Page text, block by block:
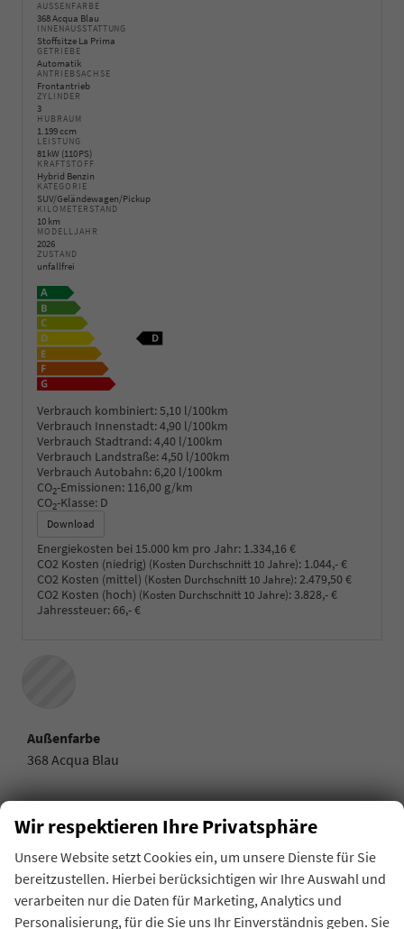
AUSSENFARBE
368 Acqua Blau
INNENAUSSTATTUNG
Stoffsitze La Prima
GETRIEBE
Automatik
ANTRIEBSACHSE
Frontantrieb
ZYLINDER
3
HUBRAUM
1.199 ccm
LEISTUNG
81 kW (110 PS)
KRAFTSTOFF
Hybrid Benzin
KATEGORIE
SUV/Geländewagen/Pickup
KILOMETERSTAND
10 km
MODELLJAHR
2026
ZUSTAND
unfallfrei
Verbrauch kombiniert:5,10 l/100km
Verbrauch Innenstadt:4,90 l/100km
Verbrauch Stadtrand:4,40 l/100km
Verbrauch Landstraße:4,50 l/100km
Verbrauch Autobahn: 6,20 l/100km
CO2-Emissionen: 116,00 g/km
CO2-Klasse: D
Download
Energiekosten bei 15.000 km pro Jahr: 1.334,16 €
CO2 Kosten (niedrig) (Kosten Durchschnitt 10 Jahre): 1.044,- €
CO2 Kosten (mittel) (Kosten Durchschnitt 10 Jahre):2.479,50 €
CO2 Kosten (hoch) (Kosten Durchschnitt 10 Jahre):3.828,- €
Jahressteuer: 66,- €
Außenfarbe
368 Acqua Blau
Stoffsitze La Prima
Beschreibung
Wir respektieren Ihre Privatsphäre
Unsere Website setzt Cookies ein, um unsere Dienste für Sie
bereitzustellen. Hierbei berücksichtigen wir Ihre Auswahl und
verarbeiten nur die Daten für Marketing, Analytics und
Personalisierung, für die Sie uns Ihr Einverständnis geben. Sie